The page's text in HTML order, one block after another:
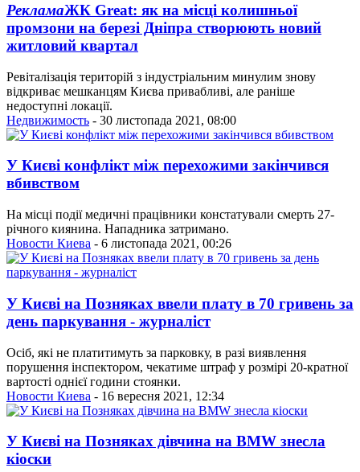
РекламаЖК Great: як на місці колишньої
промзони на березі Дніпра створюють новий
житловий квартал
Ревіталізація територій з індустріальним минулим знову
відкриває мешканцям Києва привабливі, але раніше
недоступні локації.
Недвижимость - 30 листопада 2021, 08:00
У Києві конфлікт між перехожими закінчився
вбивством
На місці події медичні працівники констатували смерть 27-
річного киянина. Нападника затримано.
Новости Киева - 6 листопада 2021, 00:26
У Києві на Позняках ввели плату в 70 гривень за
день паркування - журналіст
Осіб, які не платитимуть за парковку, в разі виявлення
порушення інспектором, чекатиме штраф у розмірі 20-кратної
вартості однієї години стоянки.
Новости Киева - 16 вересня 2021, 12:34
У Києві на Позняках дівчина на BMW знесла
кіоски